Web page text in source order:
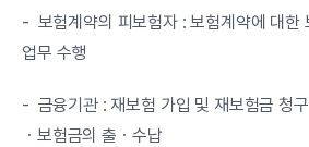
-  보험계약의 피보험자 : 보험계약에 대한
업무 수행
-  금융기관 : 재보험 가입 및 재보험금 청
ㆍ보험금의 출ㆍ수납